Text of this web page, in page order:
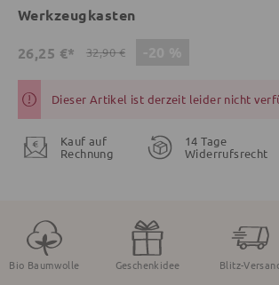
Werkzeugkasten
26,25 €* 32,90 €
Dieser Artikel ist derzeit leider nicht
Kauf auf
Rechnung
14 Tage
Widerrufsrecht
Bio Baumwolle Geschenkidee Blitz-